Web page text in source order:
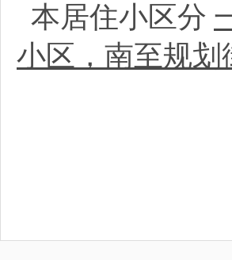
本居住小区分
小区，南至规